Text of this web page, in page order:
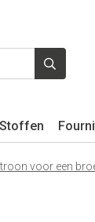
Stoffen
voor een